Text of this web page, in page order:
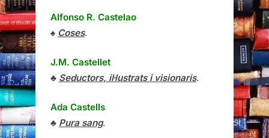
Alfonso R. Castelao
♠ Coses.
J.M. Castellet
♣ Seductors, il·lustrats i visionaris.
Ada Castells
♣ Pura sang.